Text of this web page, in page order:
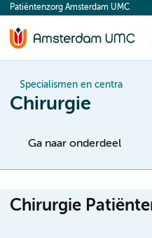
content
Patiëntenzorg Amsterdam UMC
Specialismen en centra
Chirurgie
Ga naar onderdeel
Chirurgie